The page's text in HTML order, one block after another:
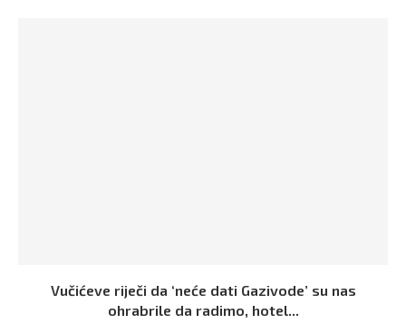
Vučićeve riječi da ‘neće dati Gazivode’ su nas
ohrabrile da radimo, hotel...